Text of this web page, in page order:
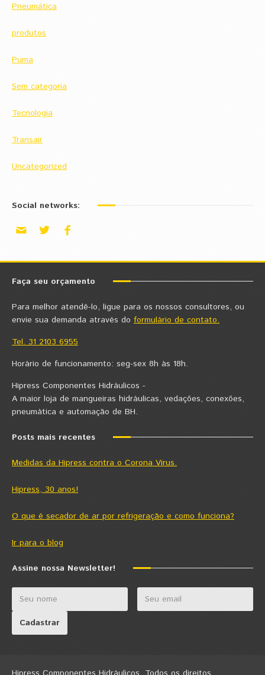
Pneumática
produtos
Puma
Sem categoria
Tecnologia
Transair
Uncategorized
Social networks:
Faça seu orçamento
Para melhor atendê-lo, ligue para os nossos consultores, ou
envie sua demanda através do formulário de contato.
Tel. 31 2103 6955
Horário de funcionamento: seg-sex 8h às 18h.
Hipress Componentes Hidráulicos -
A maior loja de mangueiras hidráulicas, vedações, conexões,
pneumática e automação de BH.
Posts mais recentes
Medidas da Hipress contra o Corona Virus.
Hipress, 30 anos!
O que é secador de ar por refrigeração e como funciona?
Ir para o blog
Assine nossa Newsletter!